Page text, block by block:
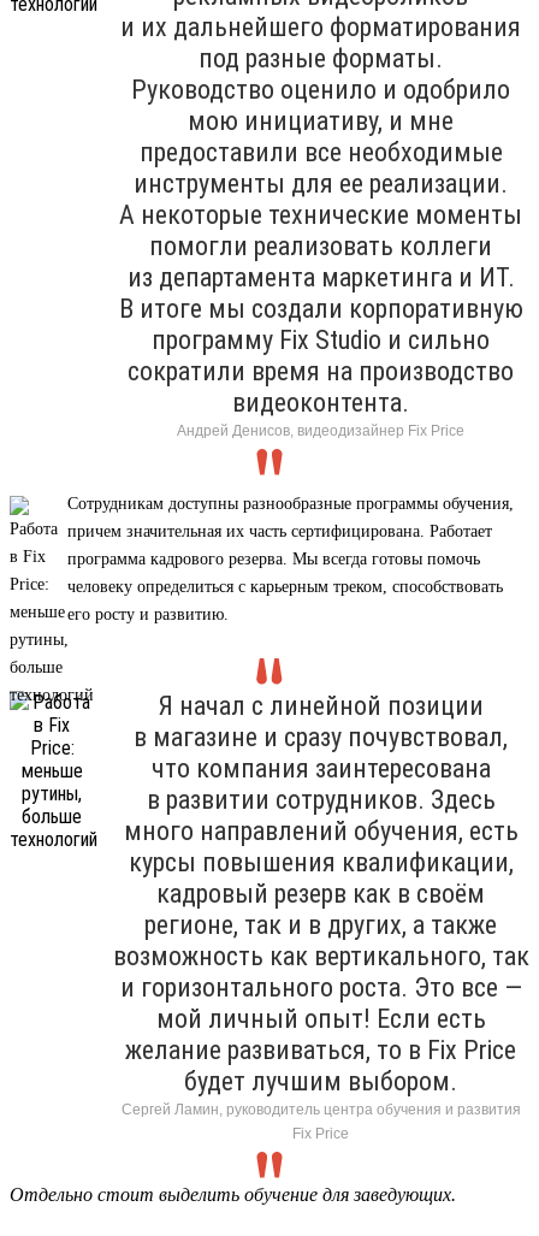
и их дальнейшего форматирования
под разные форматы.
Руководство оценило и одобрило
мою инициативу, и мне
предоставили все необходимые
инструменты для ее реализации.
А некоторые технические моменты
помогли реализовать коллеги
из департамента маркетинга и ИТ.
В итоге мы создали корпоративную
программу Fix Studio и сильно
сократили время на производство
видеоконтента.
Андрей Денисов, видеодизайнер Fix Price
Сотрудникам доступны разнообразные программы обучения,
причем значительная их часть сертифицирована. Работает
программа кадрового резерва. Мы всегда готовы помочь
человеку определиться с карьерным треком, способствовать
его росту и развитию.
Я начал с линейной позиции
в магазине и сразу почувствовал,
что компания заинтересована
в развитии сотрудников. Здесь
много направлений обучения, есть
курсы повышения квалификации,
кадровый резерв как в своём
регионе, так и в других, а также
возможность как вертикального, так
и горизонтального роста. Это все —
мой личный опыт! Если есть
желание развиваться, то в Fix Price
будет лучшим выбором.
Сергей Ламин, руководитель центра обучения и развития
Fix Price
Отдельно стоит выделить обучение для заведующих.